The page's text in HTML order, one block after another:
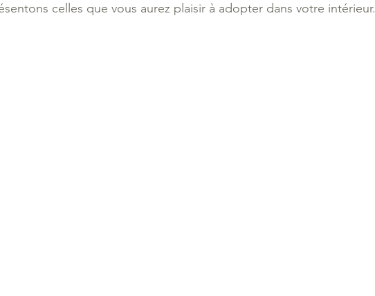
celles que vous aurez plaisir à adopter dans votre intérieur.